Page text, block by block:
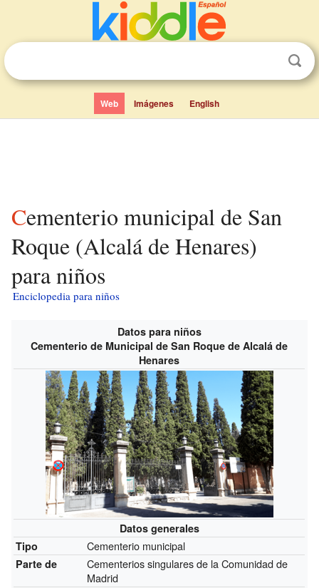
Web Imágenes English
Cementerio municipal de San
Roque (Alcalá de Henares)
para niños
Enciclopedia para niños
Datos para niños
Cementerio de Municipal de San Roque de Alcalá de
Henares
Datos generales
Tipo
Cementerio municipal
Parte de
Cementerios singulares de la Comunidad de
Madrid